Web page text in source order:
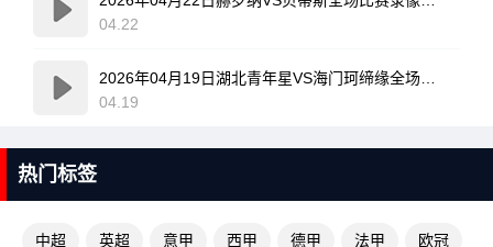
04.22
04.19
热门标签
中超 英超 意甲 西甲 德甲 法甲 欧冠